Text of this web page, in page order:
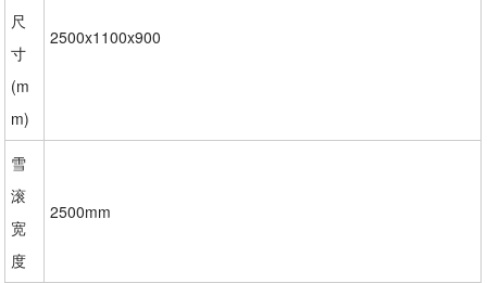
尺
寸
(m
m)
2500x1100x900
雪
滚
宽
度
2500mm